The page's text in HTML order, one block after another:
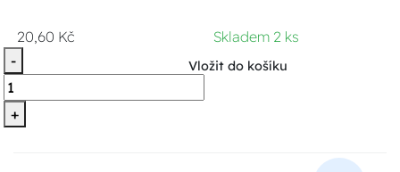
20,60 Kč
Skladem 2 ks
-
+
Vložit do košíku